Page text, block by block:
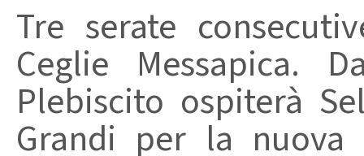
Tre serate
Ceglie Messapica.
Plebiscito ospiterà
Grandi per la